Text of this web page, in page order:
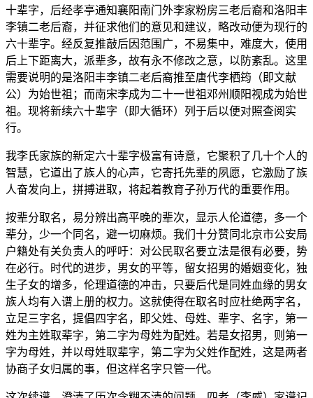
十辈字，后经孝亭通知襄阳南门外李家粉房三老后裔和洛阳丰
李镇二老后裔，并征求他们的意见和建议，略改动便为现行的
六十辈字。经反复推敲后因范围广，不易集中，难度大，使用
后上下距离大，派辈多，故有永不修改之意，以防紊乱。这里
需要说明的是洛阳丰李镇二老后裔推至唐代李栖筠（即文献
公）为始世祖；而南宋李成为二十一世祖邓州顺阳视成为始世
祖。现将新续六十辈字（即大循环）列于后以便对照查阅实
行。
我李氏家族的新定六十辈字极富有诗意，它聚积了几十个人的
智慧，它道出了族人的心声，它寄托先辈的夙愿，它激励了族
人奋发向上，拼搏进取，将起着教育子孙万代的重要作用。
按辈分取名，易分辨出高平晚的辈次，显示人伦道德，多一个
辈分，少一个同名，避一切麻烦。我们十分赞同北京市公安局
户籍处有关负责人的呼吁：对公民取名要立法是很有必要，势
在必行。时代的进步，男女的平等，留女招男的婚姻变化，独
生子女的增多，伦理道德的冲击，只要后代是同姓血缘的男女
族人均有入谱上册的权力。这就使得在取名时应杜绝两字名，
立足三字名，提倡四字名，即父姓、母姓、辈字、名字，第一
姓为主姓取辈字，第二字为母姓为配姓。若是女招男，则第一
字为母姓，并以母姓取辈字，第二字为父姓作配姓，这是两者
协商子女归属的事，但这样名字只管一代。